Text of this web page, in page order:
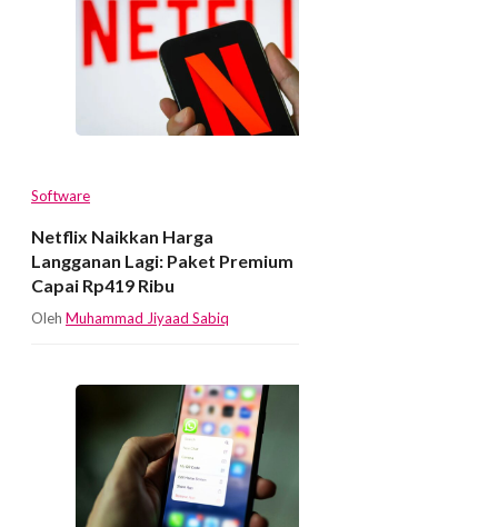
Software
Netflix Naikkan Harga
Langganan Lagi: Paket Premium
Capai Rp419 Ribu
Oleh Muhammad Jiyaad Sabiq